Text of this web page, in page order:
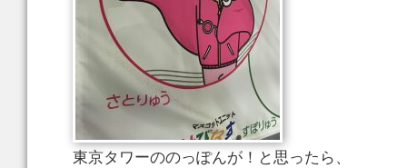
東京タワーののっぽんが！と思ったら、